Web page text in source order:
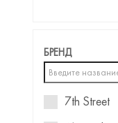
БРЕНД
7th Street